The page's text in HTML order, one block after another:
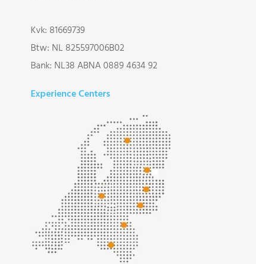
Kvk: 81669739
Btw: NL 825597006B02
Bank: NL38 ABNA 0889 4634 92
Experience Centers